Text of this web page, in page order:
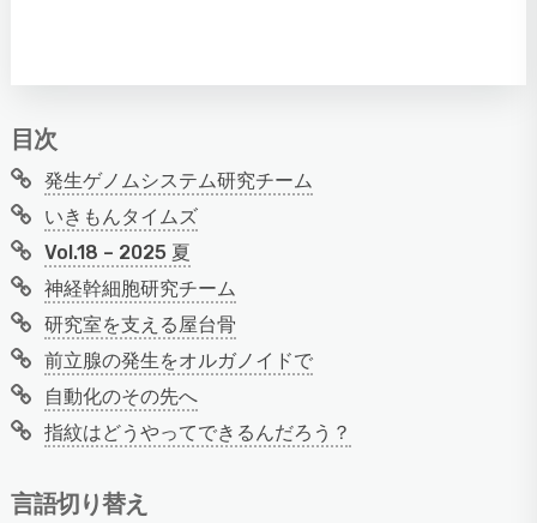
目次
発生ゲノムシステム研究チーム
いきもんタイムズ
Vol.18 – 2025 夏
神経幹細胞研究チーム
研究室を支える屋台骨
前立腺の発生をオルガノイドで
自動化のその先へ
指紋はどうやってできるんだろう？
言語切り替え